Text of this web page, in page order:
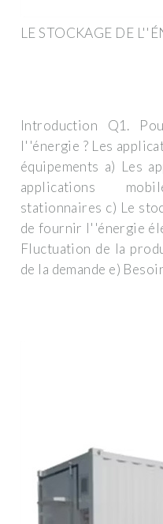
LE STOCKAGE DE
Introduction Q1.
l''énergie ? Les
équipements a) Les
applications
stationnaires c) Le
de fournir l''énergie
Fluctuation de la
de la demande e)